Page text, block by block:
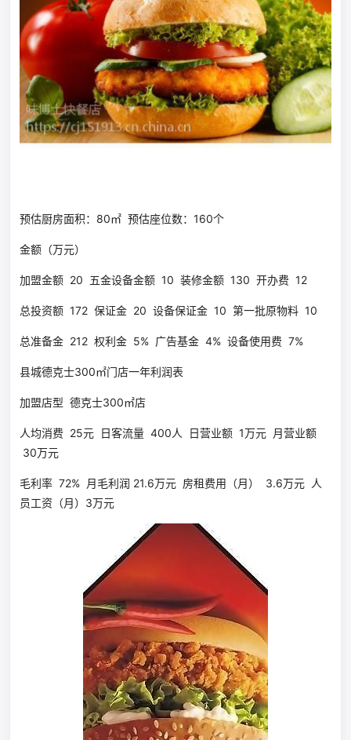
预估厨房面积：80㎡ 预估座位数：160个
金额（万元）
加盟金额 20 五金设备金额 10 装修金额 130 开办费 12
总投资额 172 保证金 20 设备保证金 10 第一批原物料 10
总准备金 212 权利金 5% 广告基金 4% 设备使用费 7%
县城德克士300㎡门店一年利润表
加盟店型 德克士300㎡店
人均消费 25元 日客流量 400人 日营业额 1万元 月营业额
30万元
毛利率 72% 月毛利润 21.6万元 房租费用（月） 3.6万元 人
员工资（月）3万元